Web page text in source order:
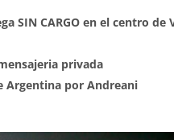
SIN CARGO en el centro de
privada
Argentina por Andreani